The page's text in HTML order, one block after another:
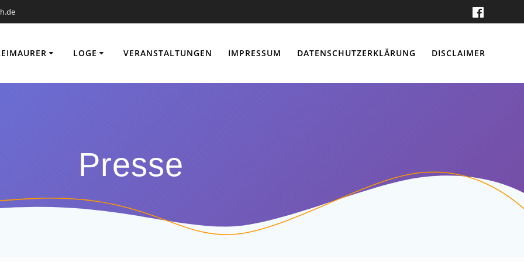
LOGE VERANSTALTUNGEN IMPRESSUM DATENSCHUTZERKLÄRUNG DISCLAIMER
Presse